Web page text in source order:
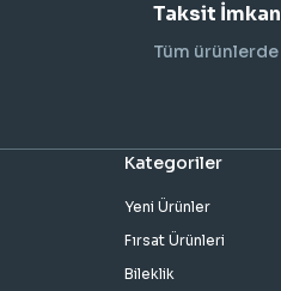
Taksit
Tüm
Kategoriler
Yeni Ürünler
Fırsat Ürünleri
Bileklik